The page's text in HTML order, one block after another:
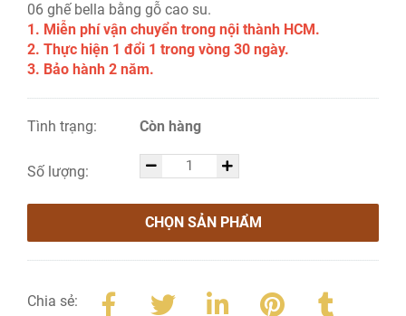
06 ghế bella bằng gỗ cao su.
1. Miễn phí vận chuyển trong nội thành HCM.
2. Thực hiện 1 đổi 1 trong vòng 30 ngày.
3. Bảo hành 2 năm.
Tình trạng: Còn hàng
Số lượng:
CHỌN SẢN PHẨM
Chia sẻ: